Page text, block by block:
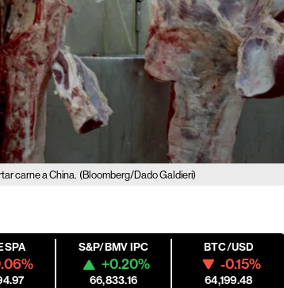
carne a China. (Bloomberg/Dado Galdieri)
S&P/BMV IPC
+0.20%
66,833.16
BTC/USD
-0.15%
64,199.48